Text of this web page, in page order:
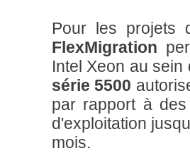
Pour les projets
FlexMigration
Intel Xeon au
série 5500
par rapport à
d'exploitation
mois.